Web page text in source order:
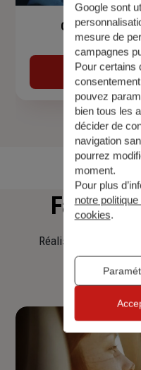
Garantie
Faites
Réalisez une
Google sont
mesure de
campagnes
Pour certains
pouvez
bien tous les
décider de
navigation
pourrez
moment.
Pour plus
notre
cookies.